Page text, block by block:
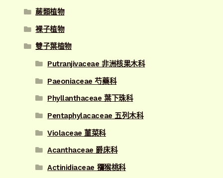
蕨類植物
裸子植物
雙子葉植物
Putranjivaceae 非洲核果木科
Paeoniaceae 芍藥科
Phyllanthaceae 葉下珠科
Pentaphylacaceae 五列木科
Violaceae 菫菜科
Acanthaceae 爵床科
Actinidiaceae 獼猴桃科